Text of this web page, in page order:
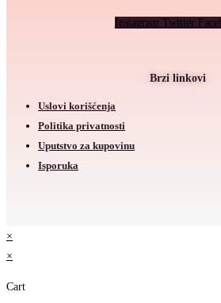
Instagram Twitter
Brzi linkovi
Uslovi korišćenja
Politika privatnosti
Uputstvo za kupovinu
Isporuka
×
×
Cart